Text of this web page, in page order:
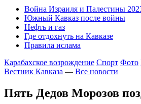
Война Израиля и Палестины
Южный Кавказ после войны
Нефть и газ
Где отдохнуть на Кавказе
Правила ислама
Карабахское возрождение Спорт Фото
Вестник Кавказа — Все новости
Пять Дедов Морозов